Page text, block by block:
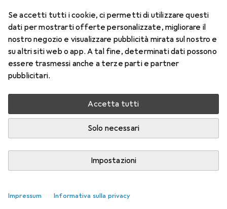
Se accetti tutti i cookie, ci permetti di utilizzare questi
dati per mostrarti offerte personalizzate, migliorare il
nostro negozio e visualizzare pubblicità mirata sul nostro e
su altri siti web o app. A tal fine, determinati dati possono
essere trasmessi anche a terze parti e partner
pubblicitari.
Accetta tutti
Solo necessari
Impostazioni
Impressum Informativa sulla privacy
-7, Obiettivo mensile, 6 pz., Torico
Prezzo in EUR IVA incl.
Consegna tra lun, 17/8 e mer, 19/8
Più di 10 pezzi in stock presso il fornitore
Aggiungi al carrello